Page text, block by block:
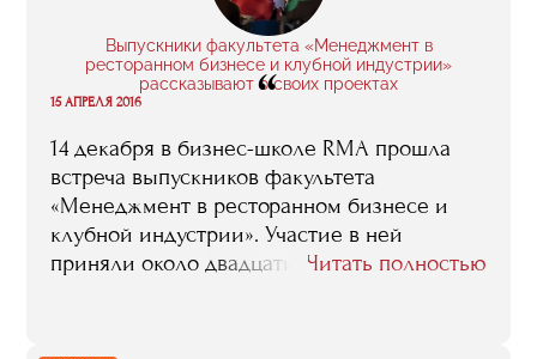
после RMA все было по плечу. Еще во
время обучения тебя всегда окружают
люди со схожими интересами и целями –
работать больше».
Выпускники факультета «Менеджмент в
ресторанном бизнесе и клубной индустрии»
рассказывают о своих проектах
“
15 АПРЕЛЯ 2016
14 декабря в бизнес-школе RMA прошла
встреча выпускников факультета
«Менеджмент в ресторанном бизнесе и
клубной индустрии». Участие в ней
приняли около двадцати человек,Читать полностью